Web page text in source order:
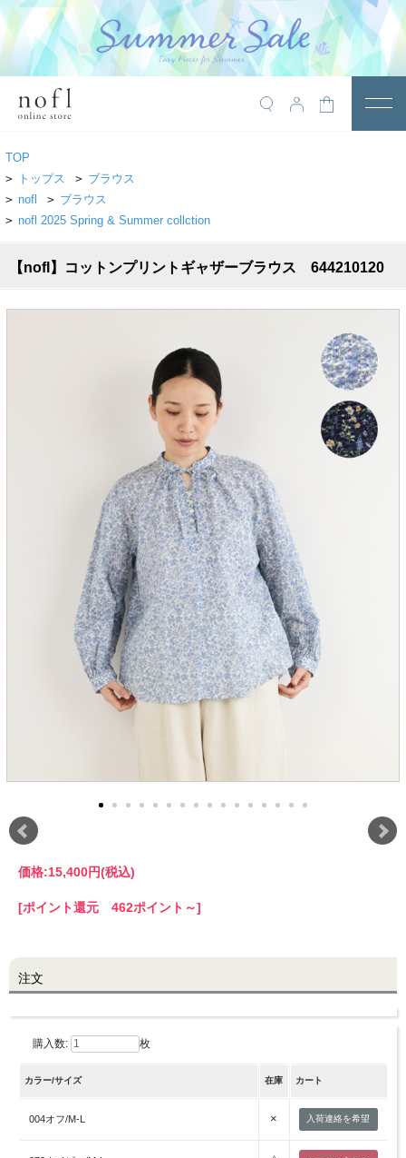
￥10,800税込以上で送料無料
トップス
アウター
スカート
レギンス・インナー
服飾雑貨
全てのアイテム
SALE ITEM
福袋
ブランド
マイページ
お買い物カゴ
配送遅延情報
ご利用について
LINE@お友だち登録で
10%OFFクーポンプレゼント中!
TOP
>
トップス > ブラウス
> nofl > ブラウス
> nofl 2025 Spring & Summer collction
【nofl】コットンプリントギャザーブラウス 644210120
価格:15,400円(税込)
[ポイント還元 462ポイント～]
注文
購入数: 枚
カラー/サイズ 在庫 カート
004オフ/M-L × 入荷連絡を希望